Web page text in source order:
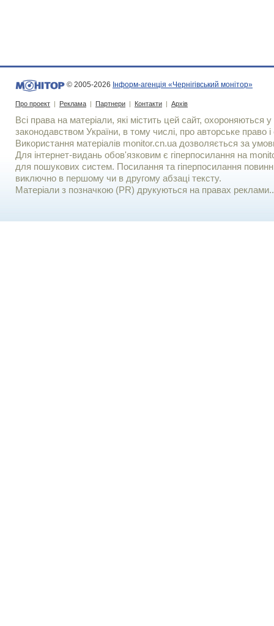
© 2005-2026 Інформ-агенція «Чернігівський монітор»
Про проект | Реклама | Партнери | Контакти | Архів
Всі права на матеріали, які містить цей сайт, охороняються у
законодавством України, в тому числі, про авторське право і
Використання матерiалiв monitor.cn.ua дозволяється за
Для iнтернет-видань обов'язковим є гiперпосилання на
для пошукових систем. Посилання та гіперпосилання
виключно в першому чи в другому абзаці тексту.
Матеріали з позначкою (PR) друкуються на правах реклами..